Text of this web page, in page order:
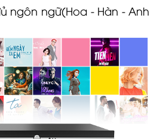
ngôn ngữ(Hoa - Hàn - Anh